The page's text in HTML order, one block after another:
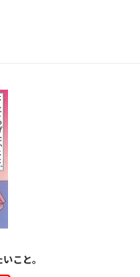
こと。